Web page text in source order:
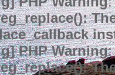
PHP Warning: